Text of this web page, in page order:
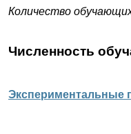
Количество
Численность
Экспериментальные